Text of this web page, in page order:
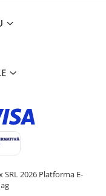
2026 Platforma E-